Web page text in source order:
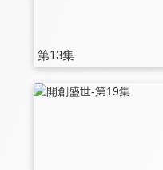
第13集